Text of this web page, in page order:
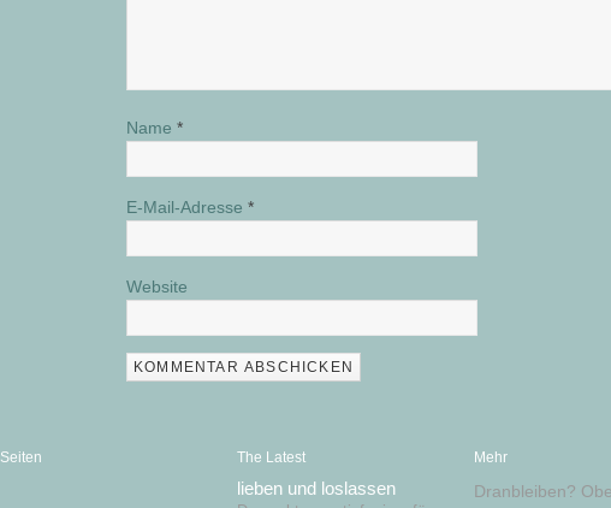
Name *
E-Mail-Adresse *
Website
Seiten The Latest
lieben und loslassen
Mehr
Dranbleiben?